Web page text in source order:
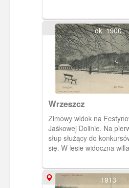
ok. 1900
Wrzeszcz
Zimowy widok na
Jaśkowej Dolinie. Na
słup służący do
się. W lesie widoczna willa z 1884 roku,
kawiarnia Forsthaus.
1913